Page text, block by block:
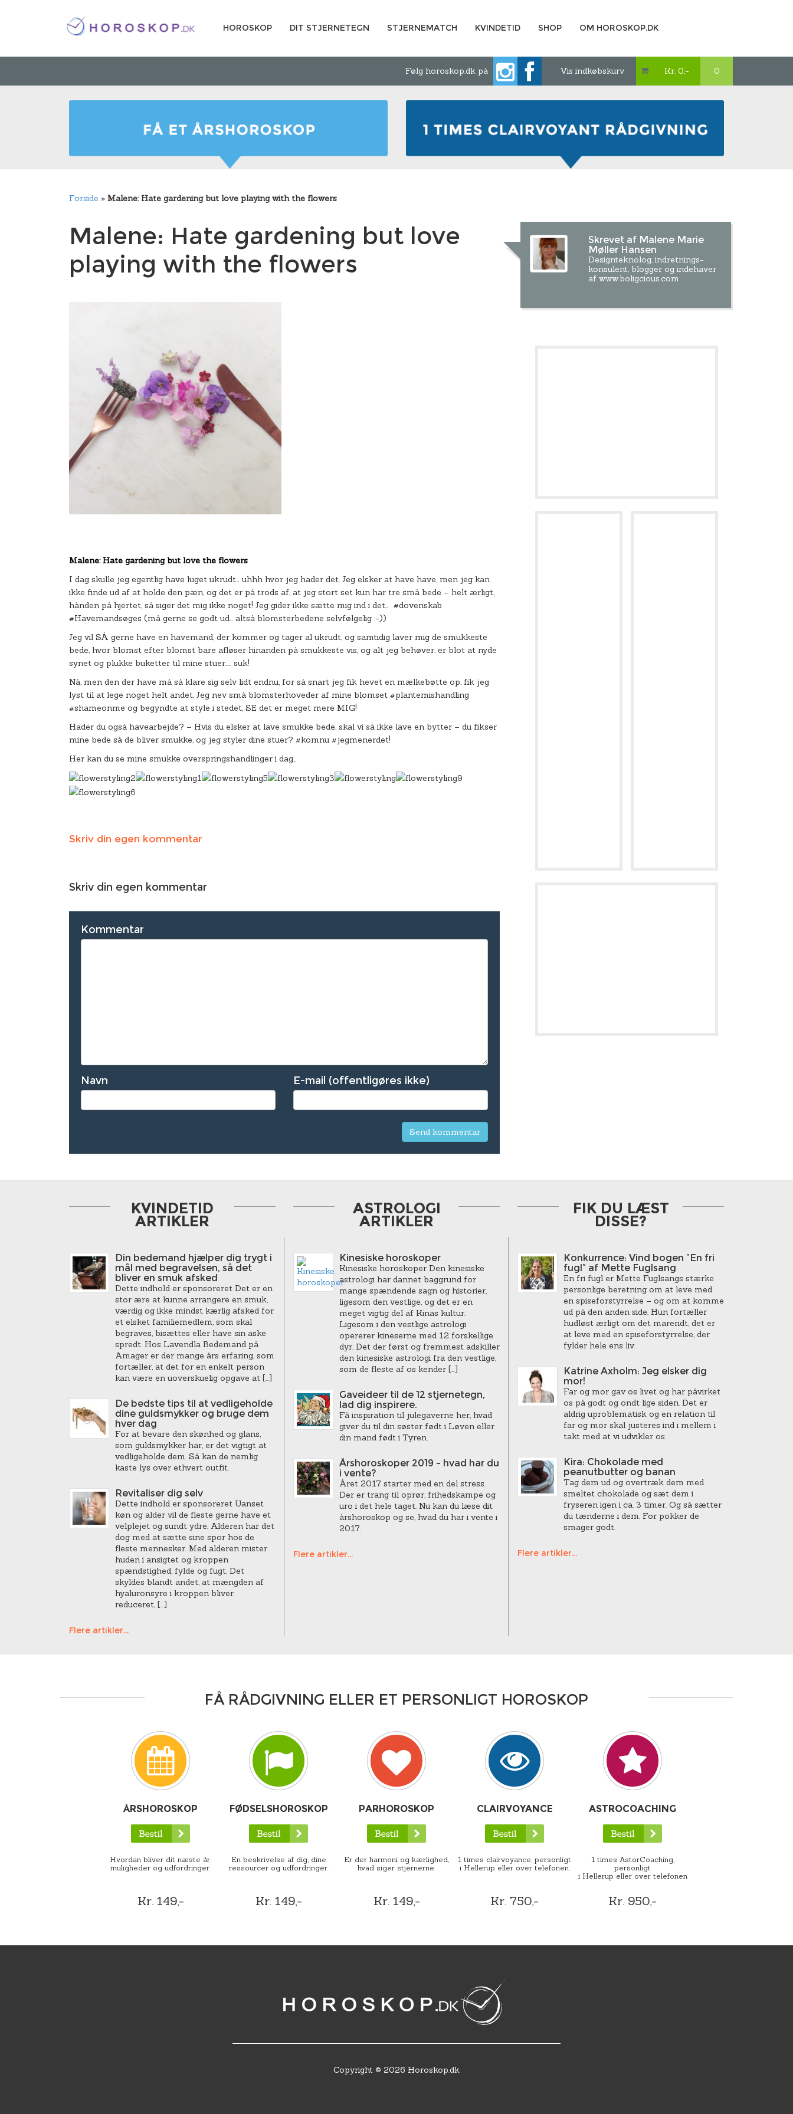
HOROSKOP DIT STJERNETEGN STJERNEMATCH KVINDETID SHOP OM HOROSKOP.DK
Følg horoskop.dk på Vis indkøbskurv  Kr. 0,- 0
Forside » Malene: Hate gardening but love playing with the flowers
Skrevet af Malene Marie
Møller Hansen
Designteknolog, indretnings-
konsulent, blogger og indehaver
af www.boligcious.com
Malene: Hate gardening but love
playing with the flowers
Malene: Hate gardening but love the flowers
I dag skulle jeg egentlig have luget ukrudt… uhhh hvor jeg hader det. Jeg elsker at have have, men jeg kan
ikke finde ud af at holde den pæn, og det er på trods af, at jeg stort set kun har tre små bede – helt ærligt,
hånden på hjertet, så siger det mig ikke noget! Jeg gider ikke sætte mig ind i det… #dovenskab
#Havemandsøges (må gerne se godt ud… altså blomsterbedene selvfølgelig :-))
Jeg vil SÅ gerne have en havemand, der kommer og tager al ukrudt, og samtidig laver mig de smukkeste
bede, hvor blomst efter blomst bare afløser hinanden på smukkeste vis, og alt jeg behøver, er blot at nyde
synet og plukke buketter til mine stuer….. suk!
Nå, men den der have må så klare sig selv lidt endnu, for så snart jeg fik hevet en mælkebøtte op, fik jeg
lyst til at lege noget helt andet. Jeg nev små blomsterhoveder af mine blomset #plantemishandling
#shameonme og begyndte at style i stedet, SE det er meget mere MIG!
Hader du også havearbejde? – Hvis du elsker at lave smukke bede, skal vi så ikke lave en bytter – du fikser
mine bede så de bliver smukke, og jeg styler dine stuer? #komnu #jegmenerdet!
Her kan du se mine smukke overspringshandlinger i dag…
Skriv din egen kommentar
Skriv din egen kommentar
Kommentar
Navn E-mail (offentligøres ikke)
KVINDETID
ARTIKLER
Din bedemand hjælper dig trygt i
mål med begravelsen, så det
bliver en smuk afsked
Dette indhold er sponsoreret Det er en
stor ære at kunne arrangere en smuk,
værdig og ikke mindst kærlig afsked for
et elsket familiemedlem, som skal
begraves, bisættes eller have sin aske
spredt. Hos Lavendla Bedemand på
Amager er der mange års erfaring, som
fortæller, at det for en enkelt person
kan være en uoverskuelig opgave at […]
De bedste tips til at vedligeholde
dine guldsmykker og bruge dem
hver dag
For at bevare den skønhed og glans,
som guldsmykker har, er det vigtigt at
vedligeholde dem. Så kan de nemlig
kaste lys over ethvert outfit.
Revitaliser dig selv
Dette indhold er sponsoreret Uanset
køn og alder vil de fleste gerne have et
velplejet og sundt ydre. Alderen har det
dog med at sætte sine spor hos de
fleste mennesker. Med alderen mister
huden i ansigtet og kroppen
spændstighed, fylde og fugt. Det
skyldes blandt andet, at mængden af
hyaluronsyre i kroppen bliver
reduceret, […]
Flere artikler...
ASTROLOGI
ARTIKLER
Kinesiske horoskoper
Kinesiske horoskoper Den kinesiske
astrologi har dannet baggrund for
mange spændende sagn og historier,
ligesom den vestlige, og det er en
meget vigtig del af Kinas kultur.
Ligesom i den vestlige astrologi
opererer kineserne med 12 forskellige
dyr. Det der først og fremmest adskiller
den kinesiske astrologi fra den vestlige,
som de fleste af os kender […]
Gaveideer til de 12 stjernetegn,
lad dig inspirere.
Få inspiration til julegaverne her, hvad
giver du til din søster født i Løven eller
din mand født i Tyren.
Årshoroskoper 2019 – hvad har du
i vente?
Året 2017 starter med en del stress.
Der er trang til oprør, frihedskampe og
uro i det hele taget. Nu kan du læse dit
årshoroskop og se, hvad du har i vente i
2017.
Flere artikler...
FIK DU LÆST
DISSE?
Konkurrence: Vind bogen ”En fri
fugl” af Mette Fuglsang
En fri fugl er Mette Fuglsangs stærke
personlige beretning om at leve med
en spiseforstyrrelse – og om at komme
ud på den anden side. Hun fortæller
hudløst ærligt om det mareridt, det er
at leve med en spiseforstyrrelse, der
fylder hele ens liv.
Katrine Axholm: Jeg elsker dig
mor!
Far og mor gav os livet og har påvirket
os på godt og ondt lige siden. Det er
aldrig uproblematisk og en relation til
far og mor skal justeres ind i mellem i
takt med at vi udvikler os.
Kira: Chokolade med
peanutbutter og banan
Tag dem ud og overtræk dem med
smeltet chokolade og sæt dem i
fryseren igen i ca. 3 timer. Og så sætter
du tænderne i dem. For pokker de
smager godt.
Flere artikler...
FÅ RÅDGIVNING ELLER ET PERSONLIGT HOROSKOP
ÅRSHOROSKOP
Hvordan bliver dit næste år,
muligheder og udfordringer.
Kr. 149,-
FØDSELSHOROSKOP
En beskrivelse af dig, dine
ressourcer og udfordringer.
Kr. 149,-
PARHOROSKOP
Er der harmoni og kærlighed,
hvad siger stjernerne.
Kr. 149,-
CLAIRVOYANCE
1 times clairvoyance, personligt
i Hellerup eller over telefonen.
Kr. 750,-
ASTROCOACHING
1 times AstorCoaching,
personligt
i Hellerup eller over telefonen
Kr. 950,-
Copyright © 2026 Horoskop.dk